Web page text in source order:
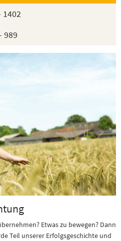
1402
989
Etwas zu bewegen? Dann
Teil unserer Erfolgsgeschichte und